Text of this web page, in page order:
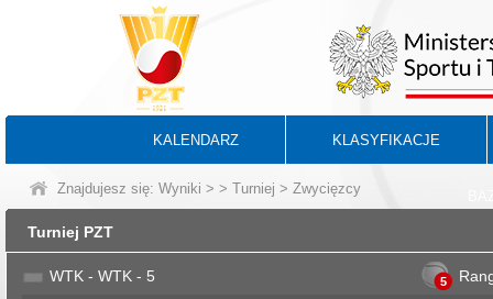
KALENDARZ KLASYFIKACJE
Znajdujesz się: Wyniki > > Turniej > Zwycięzcy
Turniej PZT
WTK - WTK - 5 5